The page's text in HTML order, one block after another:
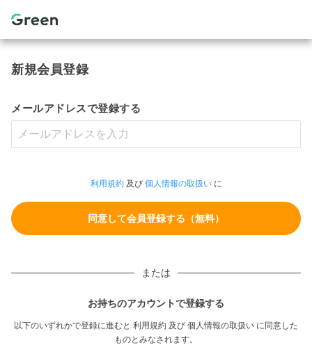
新規会員登録
メールアドレスで登録する
利用規約及び 個人情報の取扱いに
または
お持ちのアカウントで登録する
以下のいずれかで登録に進むと 利用規約 及び 個人情報の取扱い に同意した
ものとみなされます。